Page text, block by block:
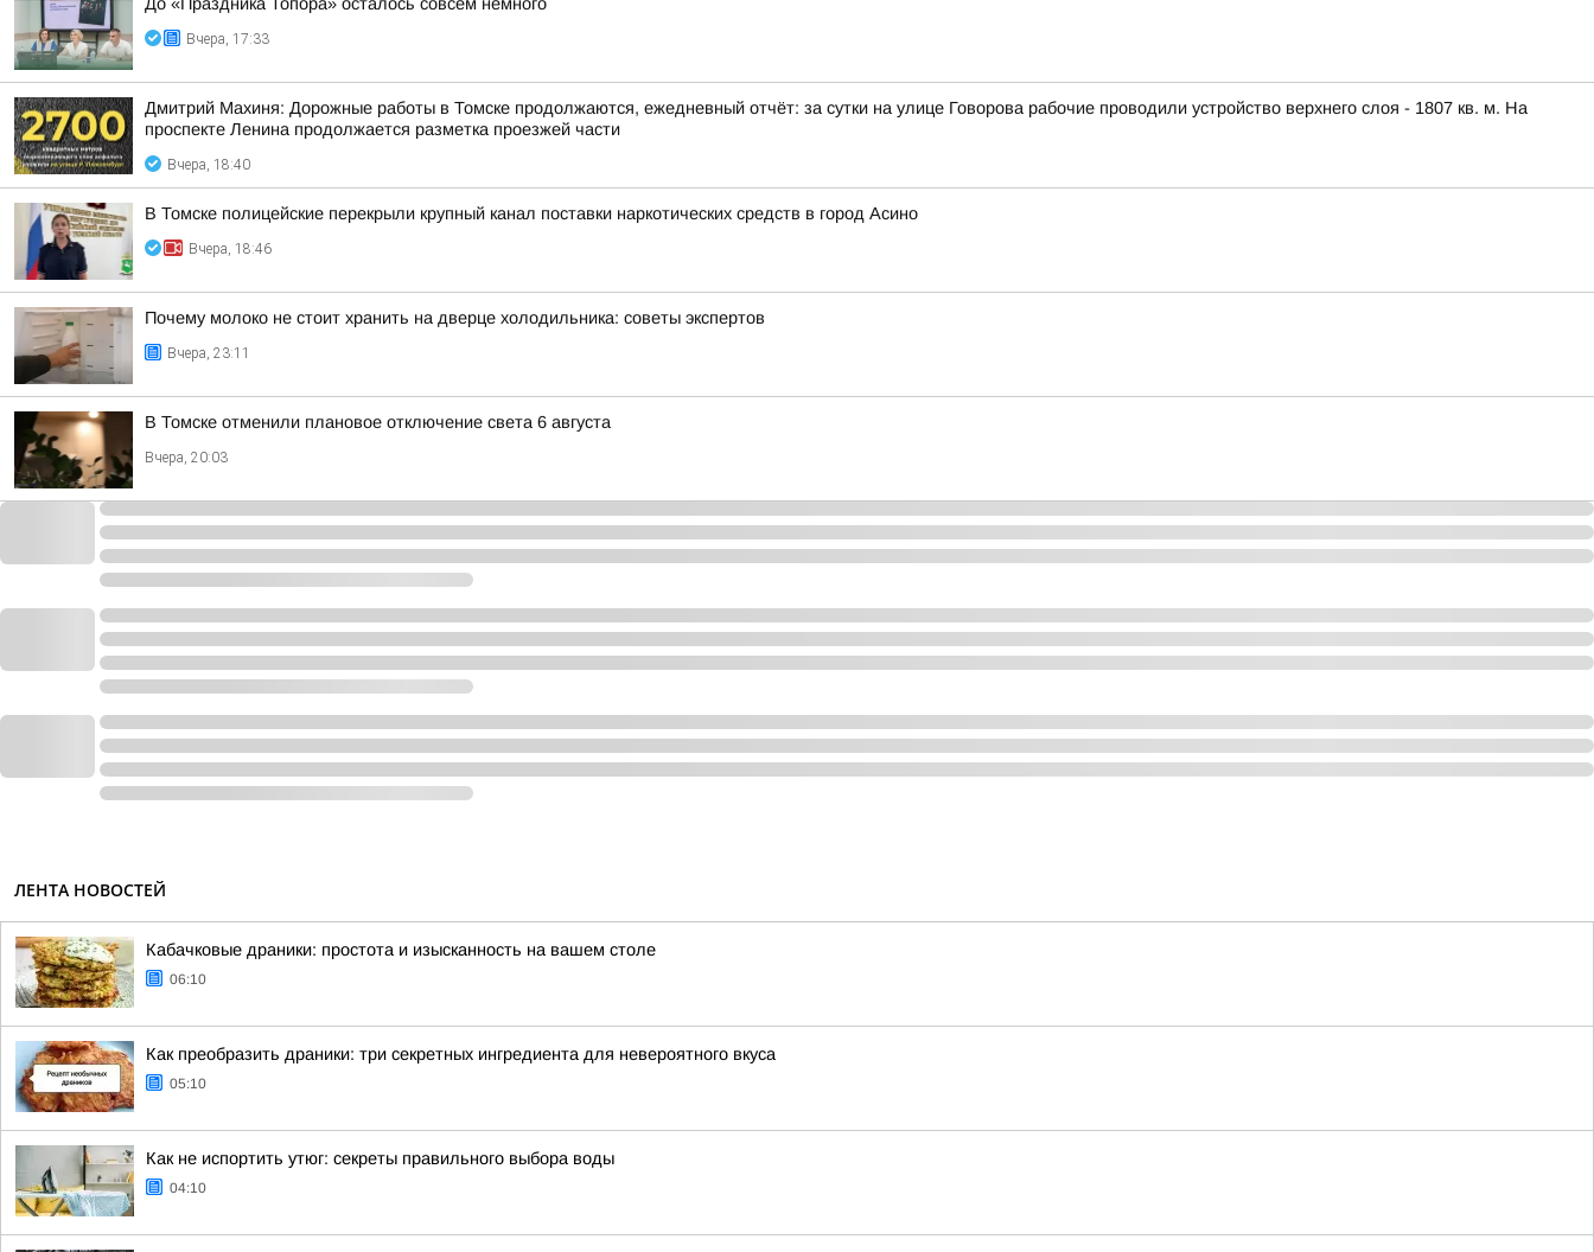
Вчера, 17:33
Дмитрий Махиня: Дорожные работы в Томске продолжаются, ежедневный отчёт: за сутки на улице Говорова рабочие проводили устройство верхнего слоя - 1807 кв. м. На
проспекте Ленина продолжается разметка проезжей части
Вчера, 18:40
В Томске полицейские перекрыли крупный канал поставки наркотических средств в город Асино
Вчера, 18:46
Почему молоко не стоит хранить на дверце холодильника: советы экспертов
Вчера, 23:11
В Томске отменили плановое отключение света 6 августа
Вчера, 20:03
ЛЕНТА НОВОСТЕЙ
Кабачковые драники: простота и изысканность на вашем столе
06:10
Как преобразить драники: три секретных ингредиента для невероятного вкуса
05:10
Как не испортить утюг: секреты правильного выбора воды
04:10